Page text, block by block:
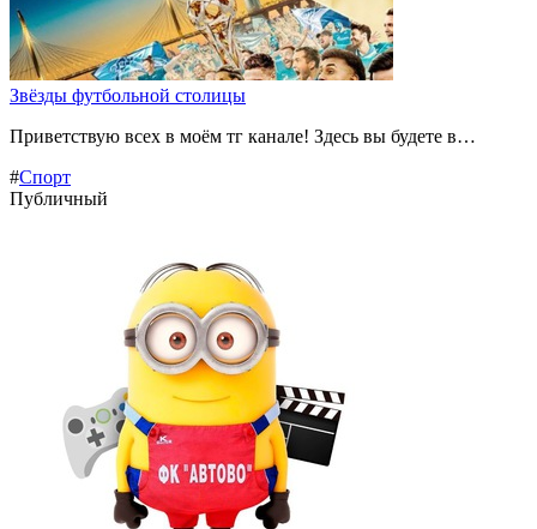
Звёзды футбольной столицы
Приветствую всех в моём тг канале! Здесь вы будете в…
#Спорт
Публичный